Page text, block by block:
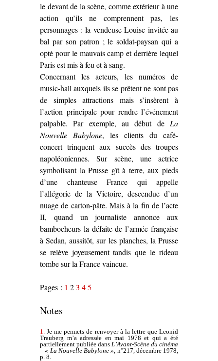
le devant de la scène, comme extérieur à une
action qu’ils ne comprennent pas, les
personnages : la vendeuse Louise invitée au
bal par son patron ; le soldat-paysan qui a
opté pour le mauvais camp et derrière lequel
Paris est mis à feu et à sang.
Concernant les acteurs, les numéros de
music-hall auxquels ils se prêtent ne sont pas
de simples attractions mais s’insèrent à
l’action principale pour rendre l’événement
palpable. Par exemple, au début de La
Nouvelle Babylone, les clients du café-
concert trinquent aux succès des troupes
napoléoniennes. Sur scène, une actrice
symbolisant la Prusse gît à terre, aux pieds
d’une chanteuse France qui appelle
l’allégorie de la Victoire, descendue d’un
nuage de carton-pâte. Mais à la fin de l’acte
II, quand un journaliste annonce aux
bambocheurs la défaite de l’armée française
à Sedan, aussitôt, sur les planches, la Prusse
se relève joyeusement tandis que le rideau
tombe sur la France vaincue.
Pages : 1 23 45
Notes
1.
Je me permets de renvoyer à la lettre que Leonid
Trauberg m’a adressée en mai 1978 et qui a été
partiellement publiée dans L’Avant-Scène du cinéma
– « La Nouvelle Babylone » , n°217, décembre 1978,
p. 8.